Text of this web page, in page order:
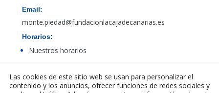
Email:
monte.piedad@fundacionlacajadecanarias.es
Horarios:
Nuestros horarios
Acceso al canal de denuncias de PBCFT
Las cookies de este sitio web se usan para personalizar el
contenido y los anuncios, ofrecer funciones de redes sociales y